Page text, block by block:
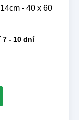
- 40 x 60
7 - 10 dní